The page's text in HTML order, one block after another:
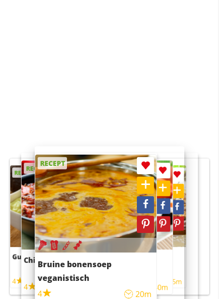
RECEPT
Guacamole
4
RECEPT
Chili con carne
4
RECEPT
Bruine bonensoep
veganistisch
4
20m
RECEPT
Sushi rijstsalade
maaltijdsalade
40m
RECEPT
4 55m